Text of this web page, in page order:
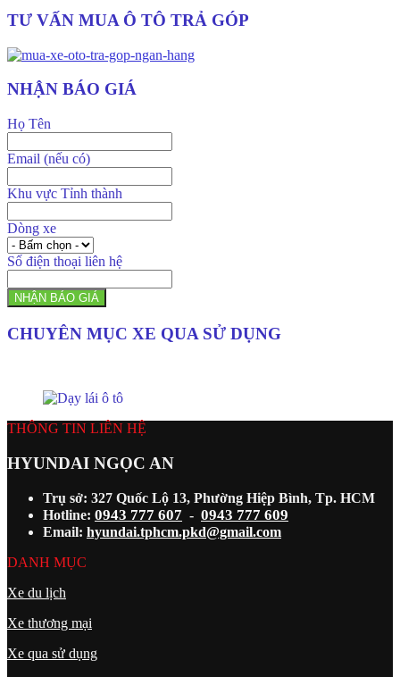
TƯ VẤN MUA Ô TÔ TRẢ GÓP
NHẬN BÁO GIÁ
Họ Tên
Email (nếu có)
Khu vực Tỉnh thành
Dòng xe
Số điện thoại liên hệ
NHẬN BÁO GIÁ
CHUYÊN MỤC XE QUA SỬ DỤNG
THÔNG TIN LIÊN HỆ
HYUNDAI NGỌC AN
Trụ sở: 327 Quốc Lộ 13, Phường Hiệp Bình, Tp. HCM
Hotline: 0943 777 607 - 0943 777 609
Email: hyundai.tphcm.pkd@gmail.com
DANH MỤC
Xe du lịch
Xe thương mại
Xe qua sử dụng